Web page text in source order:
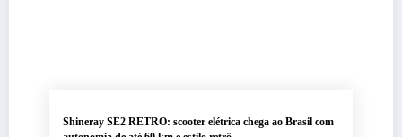
Shineray SE2 RETRO: scooter elétrica chega ao Brasil com